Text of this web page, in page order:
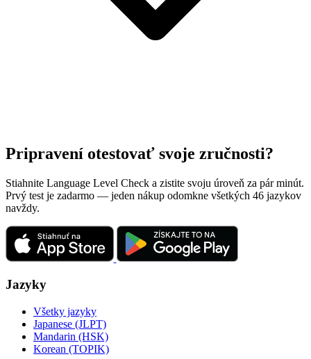
Pripravení otestovať svoje zručnosti?
Stiahnite Language Level Check a zistite svoju úroveň za pár minút.
Prvý test je zadarmo — jeden nákup odomkne všetkých 46 jazykov
navždy.
Jazyky
Všetky jazyky
Japanese (JLPT)
Mandarin (HSK)
Korean (TOPIK)